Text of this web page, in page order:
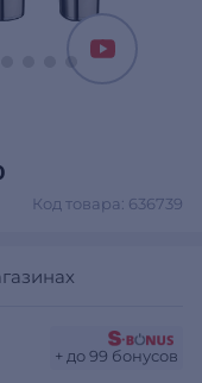
Код товара: 636739
+ до 99 бонусов